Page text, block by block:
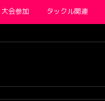
大会参加 タックル関連